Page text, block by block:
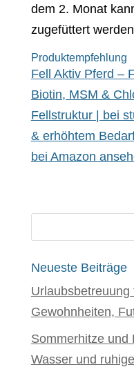
dem 2. Monat
zugefüttert
Produktempfehlung
Fell Aktiv Pferd –
Biotin, MSM &
Fellstruktur | bei
& erhöhtem
bei Amazon
Neueste Beiträge
Gewohnheiten,
Sommerhitze und
Wasser und